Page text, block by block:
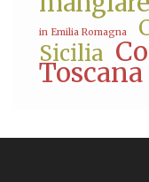
in Emilia Romagna
Sicilia
Toscana